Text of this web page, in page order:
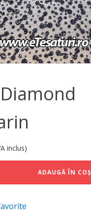
inclus)
ADAUGĂ ÎN COȘ